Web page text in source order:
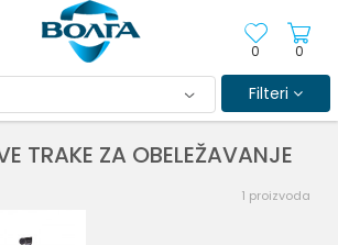
0
0
TRAKE ZA OBELEŽAVANJE
Filteri
1 proizvoda